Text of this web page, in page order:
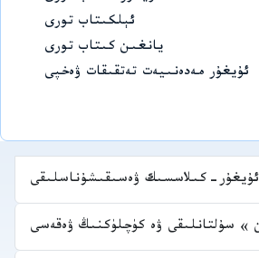
ئېلكىتاب تورى
يانغىن كىتاب تورى
ئۇيغۇر مەدەنىيەت تەتقىقات ۋەخپى
ئۇيغۇر-كىلاسسىك ۋەسىقىشۇناسلىقى
» سۇلتانلىقى ۋە كۈچلۈكنىڭ ۋەقەسى